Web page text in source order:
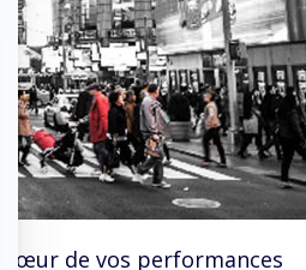
cœur de vos performances